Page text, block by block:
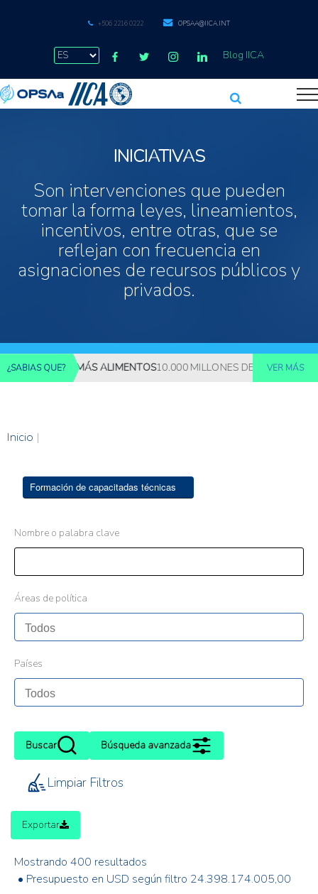
+506 2216 0222 OPSAA@IICA.INT
Blog IICA
INICIATIVAS
Son intervenciones que pueden
tomar la forma leyes, lineamientos,
incentivos, entre otras, que se
reflejan con frecuencia en
asignaciones de recursos públicos y
privados.
¿SABIAS QUE?MÁS ALIMENTOS10.000 MILLONES DE PERSONAS
VER MÁS
Inicio |
Formación de capacitadas técnicas
Nombre o palabra clave
Áreas de política
Países
Buscar Búsqueda avanzada
Limpiar Filtros
Exportar
Mostrando 400 resultados
• Presupuesto en USD según filtro 24.398.174.005,00